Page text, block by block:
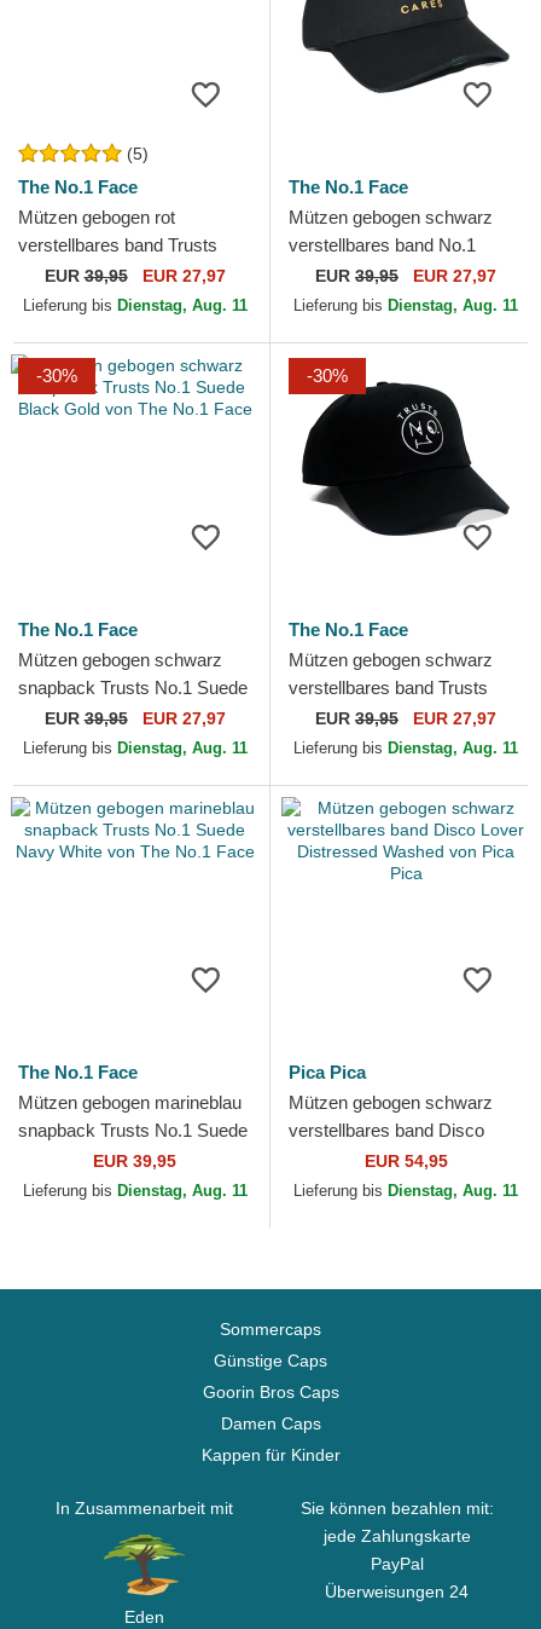
(5)
The No.1 Face
Mützen gebogen rot
verstellbares band Trusts
No.1 Distressed Black White
von The No.1 Face
EUR39,95 EUR 27,97
Lieferung bis Dienstag, Aug. 11
The No.1 Face
Mützen gebogen schwarz
verstellbares band No.1
Cares Distressed Black Gold
von The No.1 Face
EUR 39,95 EUR 27,97
Lieferung bis Dienstag, Aug. 11
-30%
The No.1 Face
Mützen gebogen schwarz
snapback Trusts No.1 Suede
Black Gold von The No.1
Face
EUR39,95 EUR 27,97
Lieferung bis Dienstag, Aug. 11
-30%
The No.1 Face
Mützen gebogen schwarz
verstellbares band Trusts
No.1 Black White von The
No.1 Face
EUR 39,95 EUR 27,97
Lieferung bis Dienstag, Aug. 11
The No.1 Face
Mützen gebogen marineblau
snapback Trusts No.1 Suede
Navy White von The No.1
Face
EUR 39,95
Lieferung bis Dienstag, Aug. 11
Pica Pica
Mützen gebogen schwarz
verstellbares band Disco
Lover Distressed Washed
von Pica Pica
EUR 54,95
Lieferung bis Dienstag, Aug. 11
Sommercaps
Günstige Caps
Goorin Bros Caps
Damen Caps
Kappen für Kinder
In Zusammenarbeit mit
Eden
Sie können bezahlen mit:
jede Zahlungskarte
PayPal
Überweisungen 24